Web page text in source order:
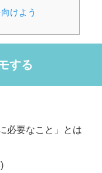
けよう
する
必要なこと」とは